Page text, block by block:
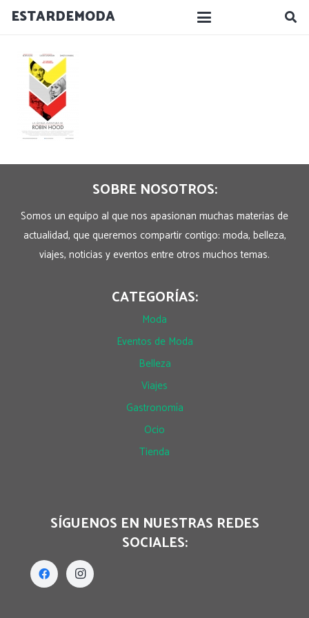
ESTARDEMODA
SOBRE NOSOTROS:
Somos un equipo al que nos apasionan muchas materias de
actualidad, que queremos compartir contigo: moda, belleza,
viajes, noticias y eventos entre otros muchos temas.
CATEGORÍAS:
Moda
Eventos de Moda
Belleza
Viajes
Gastronomía
Ocio
Tienda
SÍGUENOS EN NUESTRAS REDES
SOCIALES: